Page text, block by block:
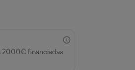
2000€ financiadas